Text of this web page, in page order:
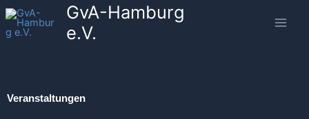
Zum
Inhalt
springen
GvA-Hamburg
e.V.
Veranstaltungen